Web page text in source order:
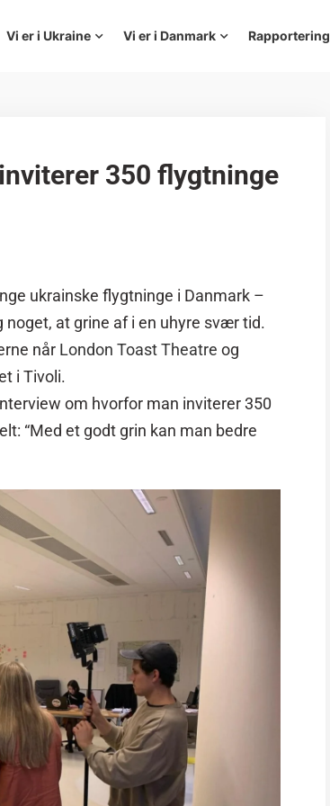
Vi er i Ukraine Vi er i Danmark Rapportering
350 flygtninge
ukrainske flygtninge i Danmark –
at grine af i en uhyre svær tid.
når London Toast Theatre og
i Tivoli.
om hvorfor man inviterer 350
“Med et godt grin kan man bedre